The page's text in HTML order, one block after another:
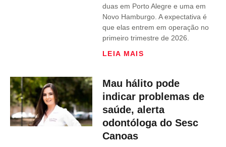
duas em Porto Alegre e uma em
Novo Hamburgo. A expectativa é
que elas entrem em operação no
primeiro trimestre de 2026.
LEIA MAIS
Mau hálito pode
indicar problemas de
saúde, alerta
odontóloga do Sesc
Canoas